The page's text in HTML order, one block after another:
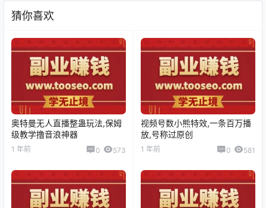
猜你喜欢
奥特曼无人直播整蛊玩法,保姆
级教学撸音浪神器
1 年前 0 573
视频号数小熊特效,一条百万播
放,号称过原创
1 年前 0 581